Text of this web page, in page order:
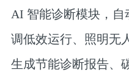
AI 智能诊断模块，
调低效运行、照明无
生成节能诊断报告、